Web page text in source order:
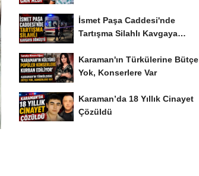
İsmet Paşa Caddesi'nde
Tartışma Silahlı Kavgaya
Karaman'ın Türkülerine Bütçe
Yok, Konserlere Var
Karaman’da 18 Yıllık Cinayet
Çözüldü